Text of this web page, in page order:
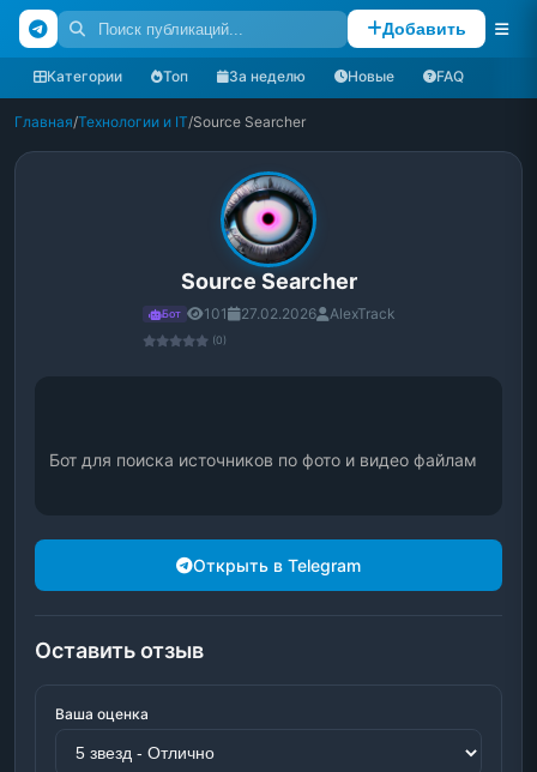
Добавить
Категории Топ За неделю Новые FAQ
Главная/Технологии и IT/Source Searcher
Source Searcher
Бот 101 27.02.2026 AlexTrack
(0)
Бот для поиска источников по фото и видео файлам
Открыть в Telegram
Оставить отзыв
Ваша оценка